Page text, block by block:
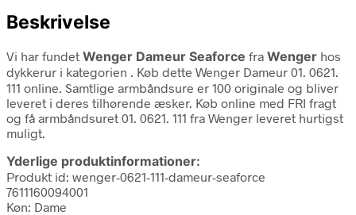
Beskrivelse
Vi har fundet Wenger Dameur Seaforce fra Wenger hos
dykkerur i kategorien . Køb dette Wenger Dameur 01. 0621.
111 online. Samtlige armbåndsure er 100 originale og bliver
leveret i deres tilhørende æsker. Køb online med FRI fragt
og få armbåndsuret 01. 0621. 111 fra Wenger leveret hurtigst
muligt.
Yderlige produktinformationer:
Produkt id: wenger-0621-111-dameur-seaforce
7611160094001
Køn: Dame